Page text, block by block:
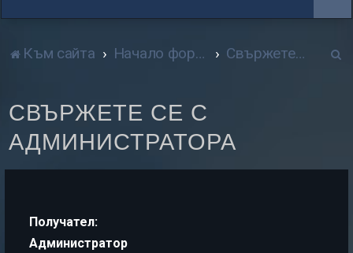
Към сайта Начало форум Свържете се с администратора
СВЪРЖЕТЕ СЕ С
АДМИНИСТРАТОРА
Получател:
Администратор